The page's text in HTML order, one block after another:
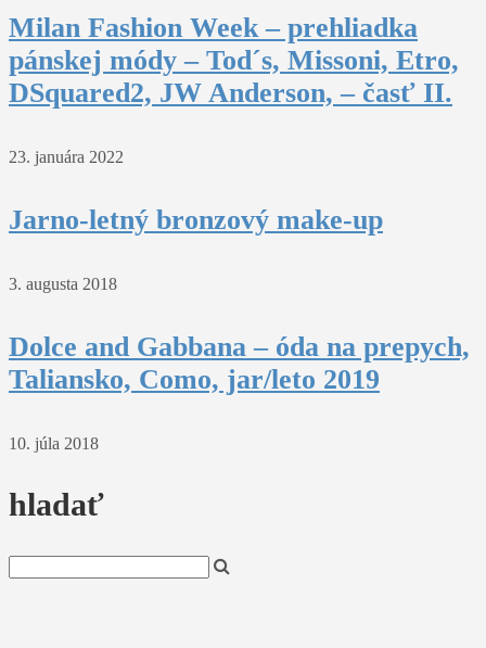
Milan Fashion Week – prehliadka
pánskej módy – Tod´s, Missoni, Etro,
DSquared2, JW Anderson, – časť II.
23. januára 2022
Jarno-letný bronzový make-up
3. augusta 2018
Dolce and Gabbana – óda na prepych,
Taliansko, Como, jar/leto 2019
10. júla 2018
hladať